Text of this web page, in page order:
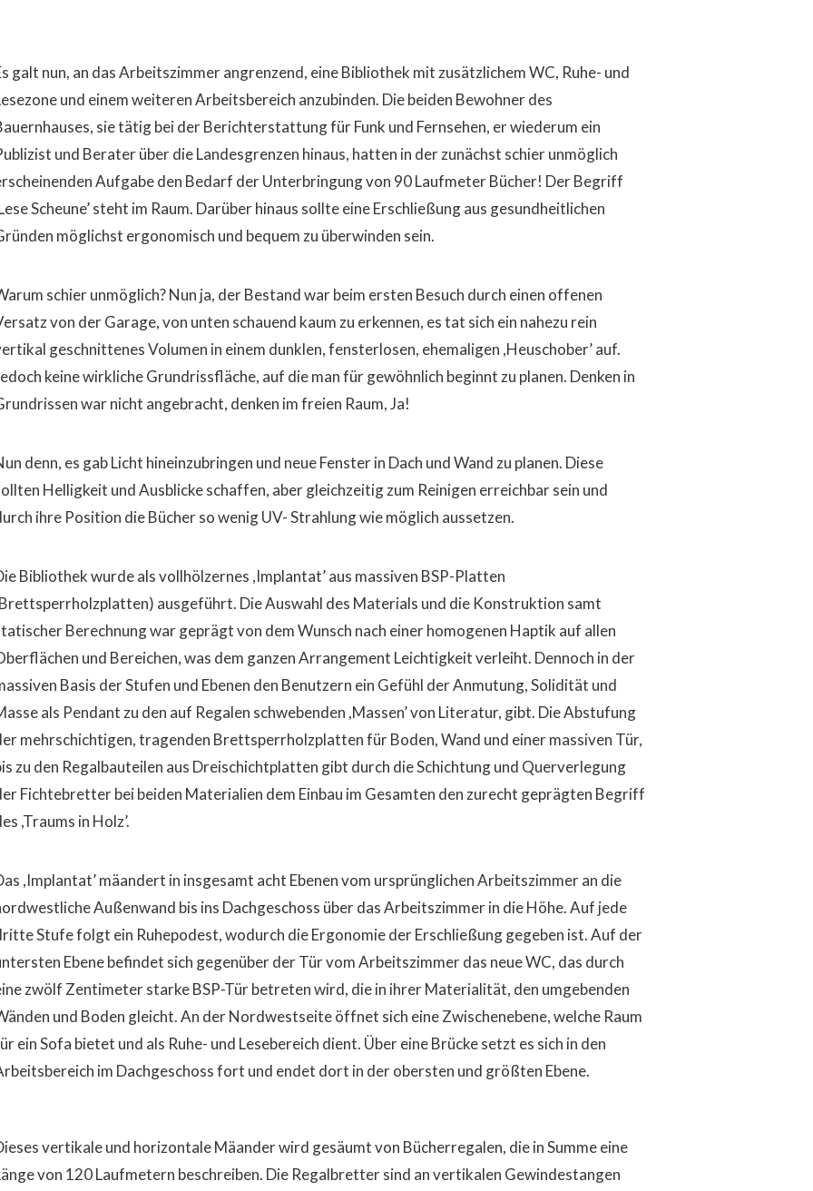
galt nun, an das Arbeitszimmer angrenzend, eine Bibliothek mit zusätzlichem WC, Ruhe- und
und einem weiteren Arbeitsbereich anzubinden. Die beiden Bewohner des
sie tätig bei der Berichterstattung für Funk und Fernsehen, er wiederum ein
und Berater über die Landesgrenzen hinaus, hatten in der zunächst schier unmöglich
Aufgabe den Bedarf der Unterbringung von 90 Laufmeter Bücher! Der Begriff
Scheune’ steht im Raum. Darüber hinaus sollte eine Erschließung aus gesundheitlichen
möglichst ergonomisch und bequem zu überwinden sein.
schier unmöglich? Nun ja, der Bestand war beim ersten Besuch durch einen offenen
von der Garage, von unten schauend kaum zu erkennen, es tat sich ein nahezu rein
geschnittenes Volumen in einem dunklen, fensterlosen, ehemaligen ,Heuschober’ auf.
keine wirkliche Grundrissfläche, auf die man für gewöhnlich beginnt zu planen. Denken in
war nicht angebracht, denken im freien Raum, Ja!
denn, es gab Licht hineinzubringen und neue Fenster in Dach und Wand zu planen. Diese
Helligkeit und Ausblicke schaffen, aber gleichzeitig zum Reinigen erreichbar sein und
ihre Position die Bücher so wenig UV- Strahlung wie möglich aussetzen.
Bibliothek wurde als vollhölzernes ,Implantat’ aus massiven BSP-Platten
ausgeführt. Die Auswahl des Materials und die Konstruktion samt
Berechnung war geprägt von dem Wunsch nach einer homogenen Haptik auf allen
und Bereichen, was dem ganzen Arrangement Leichtigkeit verleiht. Dennoch in der
Basis der Stufen und Ebenen den Benutzern ein Gefühl der Anmutung, Solidität und
als Pendant zu den auf Regalen schwebenden ,Massen’ von Literatur, gibt. Die Abstufung
mehrschichtigen, tragenden Brettsperrholzplatten für Boden, Wand und einer massiven Tür,
zu den Regalbauteilen aus Dreischichtplatten gibt durch die Schichtung und Querverlegung
Fichtebretter bei beiden Materialien dem Einbau im Gesamten den zurecht geprägten Begriff
,Traums in Holz’.
,Implantat’ mäandert in insgesamt acht Ebenen vom ursprünglichen Arbeitszimmer an die
Außenwand bis ins Dachgeschoss über das Arbeitszimmer in die Höhe. Auf jede
Stufe folgt ein Ruhepodest, wodurch die Ergonomie der Erschließung gegeben ist. Auf der
Ebene befindet sich gegenüber der Tür vom Arbeitszimmer das neue WC, das durch
zwölf Zentimeter starke BSP-Tür betreten wird, die in ihrer Materialität, den umgebenden
und Boden gleicht. An der Nordwestseite öffnet sich eine Zwischenebene, welche Raum
ein Sofa bietet und als Ruhe- und Lesebereich dient. Über eine Brücke setzt es sich in den
im Dachgeschoss fort und endet dort in der obersten und größten Ebene.
vertikale und horizontale Mäander wird gesäumt von Bücherregalen, die in Summe eine
von 120 Laufmetern beschreiben. Die Regalbretter sind an vertikalen Gewindestangen